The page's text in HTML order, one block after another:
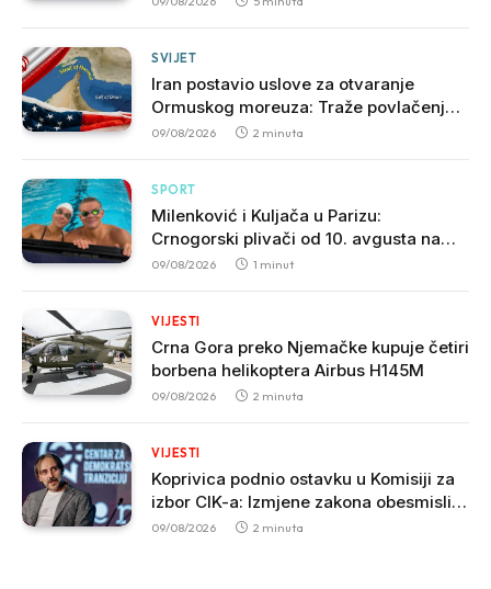
SVIJET
Iran postavio uslove za otvaranje
Ormuskog moreuza: Traže povlačenje
SAD i ukidanje sankcija
09/08/2026 2 minuta
SPORT
Milenković i Kuljača u Parizu:
Crnogorski plivači od 10. avgusta na
Evropskom prvenstvu
09/08/2026 1 minut
VIJESTI
Crna Gora preko Njemačke kupuje četiri
borbena helikoptera Airbus H145M
09/08/2026 2 minuta
VIJESTI
Koprivica podnio ostavku u Komisiji za
izbor CIK-a: Izmjene zakona obesmislile
učešće CDT-a
09/08/2026 2 minuta